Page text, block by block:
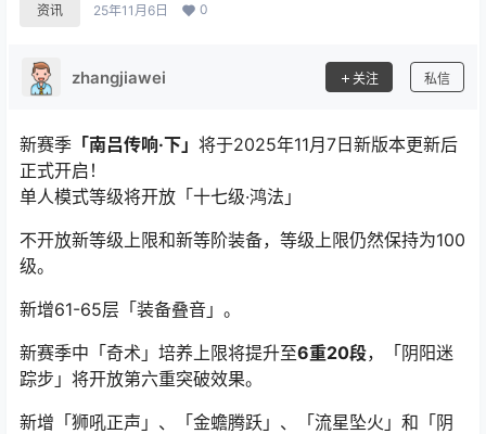
资讯 25年11月6日 0
zhangjiawei 关注 私信
新赛季 「南吕传响·下」 将于2025年11月7日新版本更新后
正式开启！
单人模式等级将开放「十七级·鸿法」
不开放新等级上限和新等阶装备，等级上限仍然保持为100
级。
新增61-65层「装备叠音」。
新赛季中「奇术」培养上限将提升至6重20段，「阴阳迷
踪步」将开放第六重突破效果。
新增「狮吼正声」、「金蟾腾跃」、「流星坠火」和「阴